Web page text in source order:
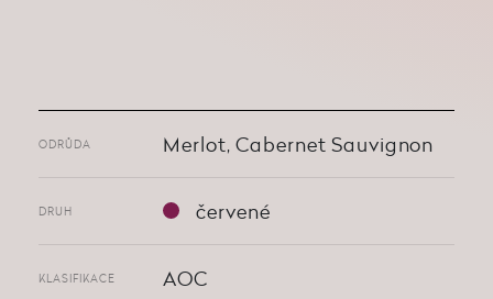
ODRŮDA Merlot, Cabernet Sauvignon
DRUH červené
KLASIFIKACE AOC